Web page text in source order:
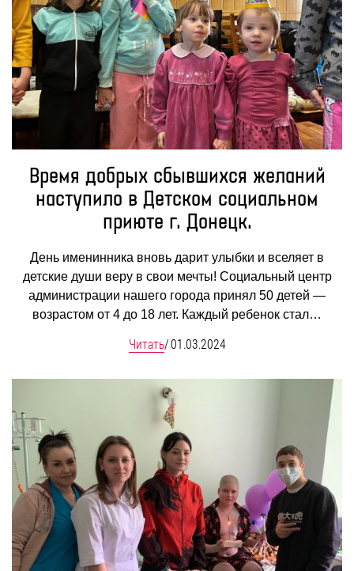
Время добрых сбывшихся желаний
наступило в Детском социальном
приюте г. Донецк.
День именинника вновь дарит улыбки и вселяет в
детские души веру в свои мечты! Социальный центр
администрации нашего города принял 50 детей —
возрастом от 4 до 18 лет. Каждый ребенок стал…
Читать/01.03.2024